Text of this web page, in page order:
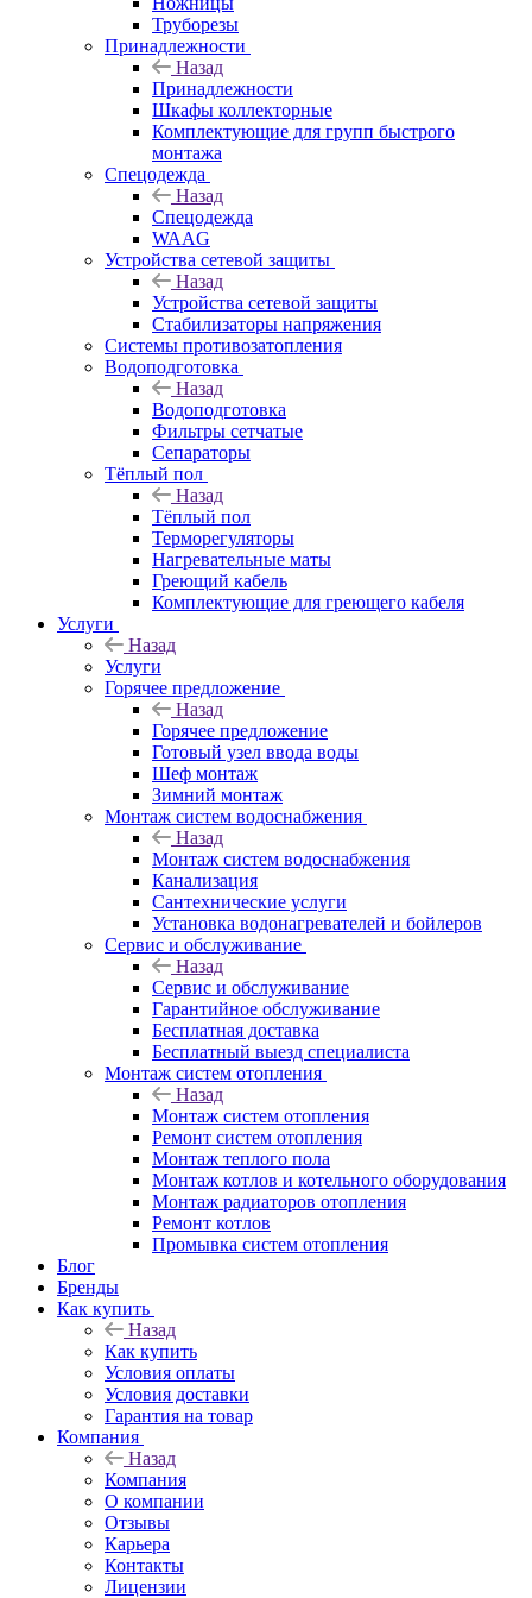
Труборезы
Принадлежности
Назад
Принадлежности
Шкафы коллекторные
Комплектующие для групп быстрого
монтажа
Спецодежда
Назад
Спецодежда
WAAG
Устройства сетевой защиты
Назад
Устройства сетевой защиты
Стабилизаторы напряжения
Системы противозатопления
Водоподготовка
Назад
Водоподготовка
Фильтры сетчатые
Сепараторы
Тёплый пол
Назад
Тёплый пол
Терморегуляторы
Нагревательные маты
Греющий кабель
Комплектующие для греющего кабеля
Услуги
Назад
Услуги
Горячее предложение
Назад
Горячее предложение
Готовый узел ввода воды
Шеф монтаж
Зимний монтаж
Монтаж систем водоснабжения
Назад
Монтаж систем водоснабжения
Канализация
Сантехнические услуги
Установка водонагревателей и бойлеров
Сервис и обслуживание
Назад
Сервис и обслуживание
Гарантийное обслуживание
Бесплатная доставка
Бесплатный выезд специалиста
Монтаж систем отопления
Назад
Монтаж систем отопления
Ремонт систем отопления
Монтаж теплого пола
Монтаж котлов и котельного оборудования
Монтаж радиаторов отопления
Ремонт котлов
Промывка систем отопления
Блог
Бренды
Как купить
Назад
Как купить
Условия оплаты
Условия доставки
Гарантия на товар
Компания
Назад
Компания
О компании
Отзывы
Карьера
Контакты
Лицензии